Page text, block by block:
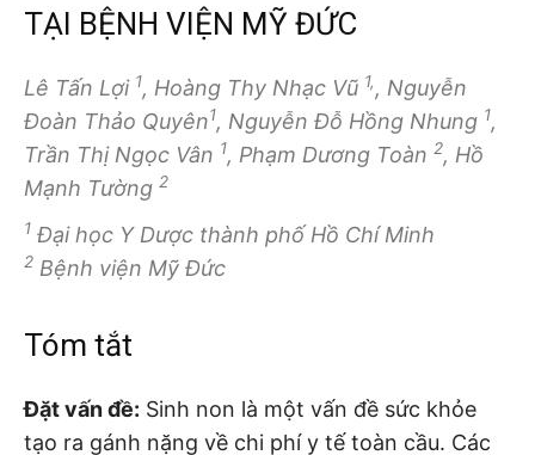
TẠI BỆNH VIỆN MỸ ĐỨC
Lê Tấn Lợi 1, Hoàng Thy Nhạc Vũ 1,, Nguyễn
Đoàn Thảo Quyên1, Nguyễn Đỗ Hồng Nhung 1,
Trần Thị Ngọc Vân 1, Phạm Dương Toàn 2, Hồ
Mạnh Tường 2
1 Đại học Y Dược thành phố Hồ Chí Minh
2 Bệnh viện Mỹ Đức
Tóm tắt
Đặt vấn đề: Sinh non là một vấn đề sức khỏe
tạo ra gánh nặng về chi phí y tế toàn cầu. Các